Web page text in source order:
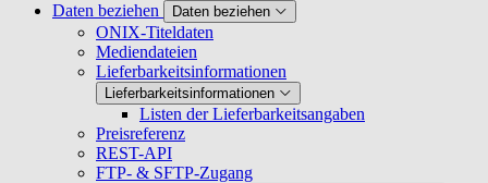
Daten beziehen
Daten beziehen
ONIX-Titeldaten
Mediendateien
Lieferbarkeitsinformationen
Lieferbarkeitsinformationen
Listen der Lieferbarkeitsangaben
Preisreferenz
REST-API
FTP- & SFTP-Zugang